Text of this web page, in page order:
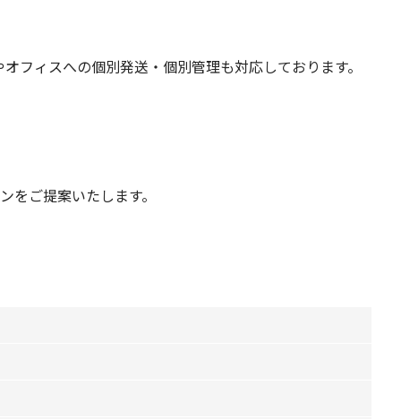
フィスへの個別発送・個別管理も対応しております。
ご提案いたします。